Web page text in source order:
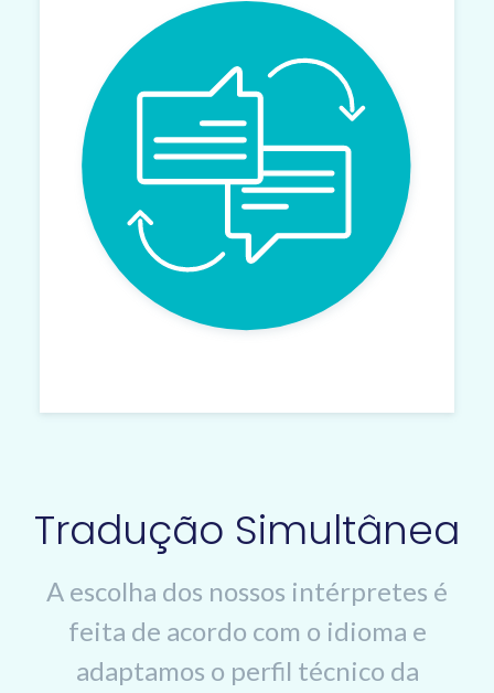
Tradução Simultânea
A escolha dos nossos intérpretes é
feita de acordo com o idioma e
adaptamos o perfil técnico da